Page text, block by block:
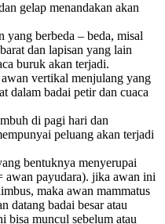
gelap menandakan akan
yang berbeda – beda, misal
dan lapisan yang lain
buruk akan terjadi.
vertikal menjulang yang
dalam badai petir dan cuaca
di pagi hari dan
peluang akan terjadi
bentuknya menyerupai
awan payudara). jika awan ini
maka awan mammatus
datang badai besar atau
bisa muncul sebelum atau